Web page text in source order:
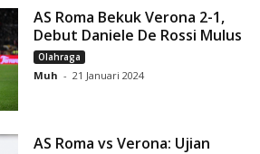
AS Roma Bekuk Verona 2-1,
Debut Daniele De Rossi Mulus
Olahraga
Muh - 21 Januari 2024
AS Roma vs Verona: Ujian